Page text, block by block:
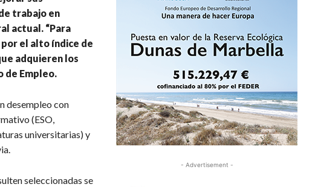
trabajo en
actual. “Para
el alto índice de
adquieren los
de Empleo.
desempleo con
(ESO,
universitarias) y
seleccionadas se
- Advertisement -